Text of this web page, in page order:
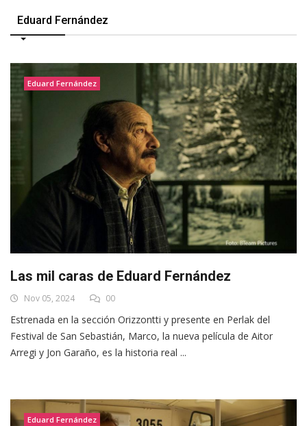
Eduard Fernández
Eduard Fernández
Las mil caras de Eduard Fernández
Nov 05, 2024 00
Estrenada en la sección Orizzontti y presente en Perlak del
Festival de San Sebastián, Marco, la nueva película de Aitor
Arregi y Jon Garaño, es la historia real ...
Eduard Fernández